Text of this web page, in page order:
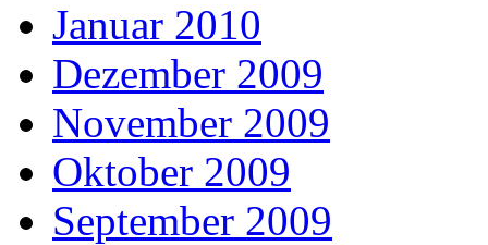
Januar 2010
Dezember 2009
November 2009
Oktober 2009
September 2009